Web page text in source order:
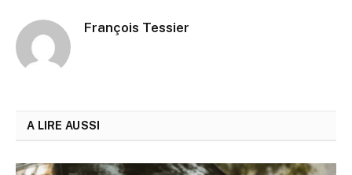
François Tessier
A LIRE AUSSI